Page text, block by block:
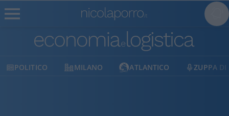
MILANO ATLANTICO ZUPPA DI PORRO